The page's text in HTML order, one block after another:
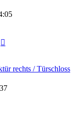
rechts / Türschloss